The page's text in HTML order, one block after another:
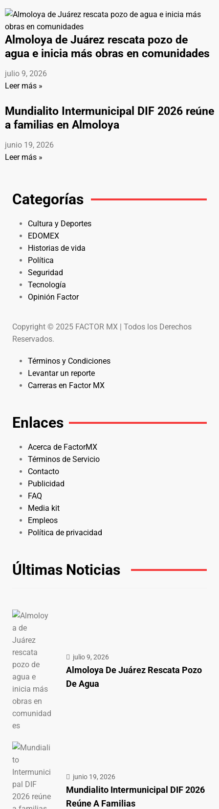
Almoloya de Juárez rescata pozo de
agua e inicia más obras en comunidades
julio 9, 2026
Leer más »
Mundialito Intermunicipal DIF 2026 reúne
a familias en Almoloya
junio 19, 2026
Leer más »
Categorías
Cultura y Deportes
EDOMEX
Historias de vida
Política
Seguridad
Tecnología
Opinión Factor
Copyright © 2025 FACTOR MX | Todos los Derechos
Reservados.
Términos y Condiciones
Levantar un reporte
Carreras en Factor MX
Enlaces
Acerca de FactorMX
Términos de Servicio
Contacto
Publicidad
FAQ
Media kit
Empleos
Política de privacidad
Últimas Noticias
julio 9, 2026
Almoloya De Juárez Rescata Pozo
De Agua
junio 19, 2026
Mundialito Intermunicipal DIF 2026
Reúne A Familias